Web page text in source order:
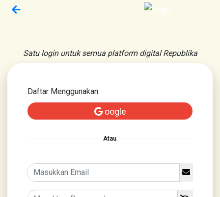
Satu login untuk semua platform digital Republika
Daftar Menggunakan
oogle
Atau